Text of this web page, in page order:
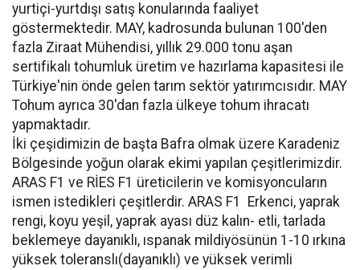
yurtiçi-yurtdışı satış konularında faaliyet
göstermektedir. MAY, kadrosunda bulunan 100'den
fazla Ziraat Mühendisi, yıllık 29.000 tonu aşan
sertifikalı tohumluk üretim ve hazırlama kapasitesi ile
Türkiye'nin önde gelen tarım sektör yatırımcısıdır. MAY
Tohum ayrıca 30'dan fazla ülkeye tohum ihracatı
yapmaktadır.
İki çeşidimizin de başta Bafra olmak üzere Karadeniz
Bölgesinde yoğun olarak ekimi yapılan çeşitlerimizdir.
ARAS F1 ve RİES F1 üreticilerin ve komisyoncuların
ismen istedikleri çeşitlerdir. ARAS F1  Erkenci, yaprak
rengi, koyu yeşil, yaprak ayası düz kalın- etli, tarlada
beklemeye dayanıklı, ıspanak mildiyösünün 1-10 ırkına
yüksek toleranslı(dayanıklı) ve yüksek verimli